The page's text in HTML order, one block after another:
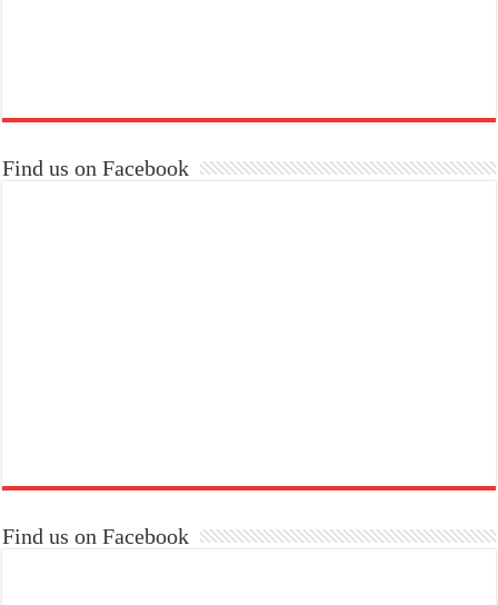
Find us on Facebook
Find us on Facebook